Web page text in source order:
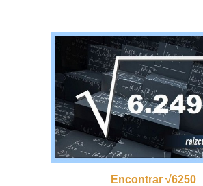
Encontrar √6250